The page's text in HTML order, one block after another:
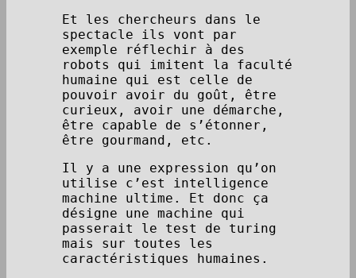
Et les chercheurs dans le
spectacle ils vont par
exemple réflechir à des
robots qui imitent la faculté
humaine qui est celle de
pouvoir avoir du goût, être
curieux, avoir une démarche,
être capable de s’étonner,
être gourmand, etc.
Il y a une expression qu’on
utilise c’est intelligence
machine ultime. Et donc ça
désigne une machine qui
passerait le test de turing
mais sur toutes les
caractéristiques humaines.